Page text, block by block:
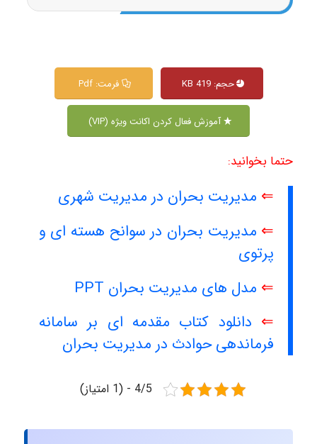
حجم: 419 KB فرمت: Pdf
آموزش فعال کردن اکانت ویژه (VIP)
حتما بخوانید:
⇐ مدیریت بحران در مدیریت شهری
⇐ مدیریت بحران در سوانح هسته ای و
پرتوی
⇐ مدل های مدیریت بحران PPT
⇐ دانلود کتاب مقدمه ای بر سامانه
فرماندهی حوادث در مدیریت بحران
4/5 - (1 امتیاز)